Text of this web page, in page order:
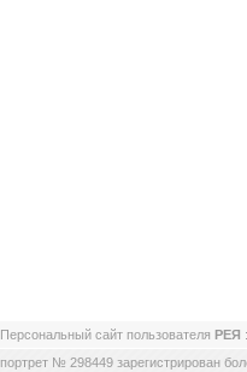
Персональный сайт пользователя РЕЯ
портрет № 298449 зарегистрирован